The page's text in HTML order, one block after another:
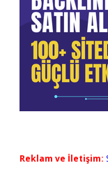
Reklam ve İletişim: